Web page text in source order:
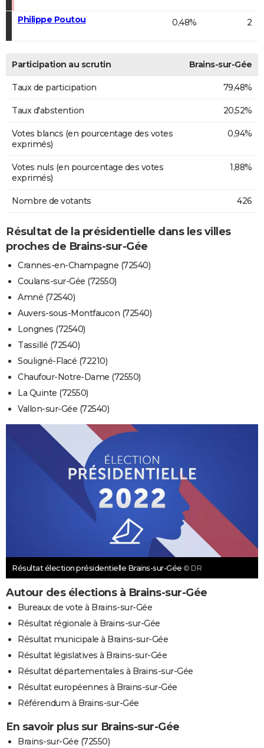
Philippe Poutou 0,48% 2
Participation au scrutin Brains-sur-Gée
Taux de participation 79,48%
Taux d'abstention 20,52%
Votes blancs (en pourcentage des votes
exprimés)
0,94%
Votes nuls (en pourcentage des votes
exprimés)
1,88%
Nombre de votants 426
Résultat de la présidentielle dans les villes
proches de Brains-sur-Gée
Crannes-en-Champagne (72540)
Coulans-sur-Gée (72550)
Amné (72540)
Auvers-sous-Montfaucon (72540)
Longnes (72540)
Tassillé (72540)
Souligné-Flacé (72210)
Chaufour-Notre-Dame (72550)
La Quinte (72550)
Vallon-sur-Gée (72540)
Résultat élection présidentielle Brains-sur-Gée © DR
Autour des élections à Brains-sur-Gée
Bureaux de vote à Brains-sur-Gée
Résultat régionale à Brains-sur-Gée
Résultat municipale à Brains-sur-Gée
Résultat législatives à Brains-sur-Gée
Résultat départementales à Brains-sur-Gée
Résultat européennes à Brains-sur-Gée
Référendum à Brains-sur-Gée
En savoir plus sur Brains-sur-Gée
Brains-sur-Gée (72550)